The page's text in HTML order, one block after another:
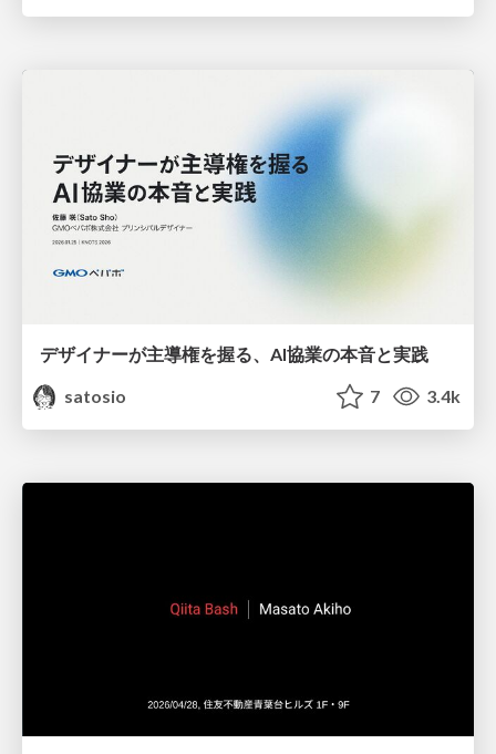
デザイナーが主導権を握る、AI協業の本音と実践
satosio
7 3.4k